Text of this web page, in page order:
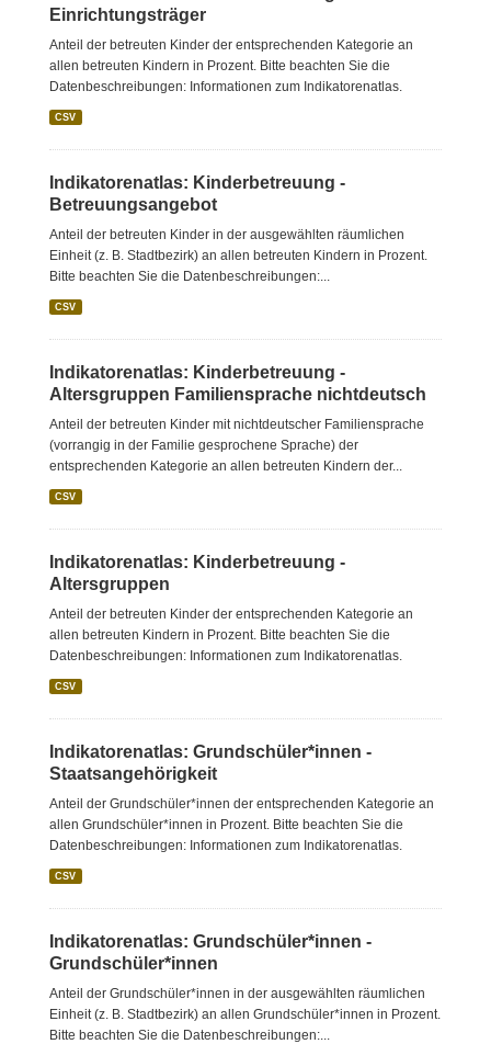
Einrichtungsträger
Anteil der betreuten Kinder der entsprechenden Kategorie an
allen betreuten Kindern in Prozent. Bitte beachten Sie die
Datenbeschreibungen: Informationen zum Indikatorenatlas.
CSV
Indikatorenatlas: Kinderbetreuung -
Betreuungsangebot
Anteil der betreuten Kinder in der ausgewählten räumlichen
Einheit (z. B. Stadtbezirk) an allen betreuten Kindern in Prozent.
Bitte beachten Sie die Datenbeschreibungen:...
CSV
Indikatorenatlas: Kinderbetreuung -
Altersgruppen Familiensprache nichtdeutsch
Anteil der betreuten Kinder mit nichtdeutscher Familiensprache
(vorrangig in der Familie gesprochene Sprache) der
entsprechenden Kategorie an allen betreuten Kindern der...
CSV
Indikatorenatlas: Kinderbetreuung -
Altersgruppen
Anteil der betreuten Kinder der entsprechenden Kategorie an
allen betreuten Kindern in Prozent. Bitte beachten Sie die
Datenbeschreibungen: Informationen zum Indikatorenatlas.
CSV
Indikatorenatlas: Grundschüler*innen -
Staatsangehörigkeit
Anteil der Grundschüler*innen der entsprechenden Kategorie an
allen Grundschüler*innen in Prozent. Bitte beachten Sie die
Datenbeschreibungen: Informationen zum Indikatorenatlas.
CSV
Indikatorenatlas: Grundschüler*innen -
Grundschüler*innen
Anteil der Grundschüler*innen in der ausgewählten räumlichen
Einheit (z. B. Stadtbezirk) an allen Grundschüler*innen in Prozent.
Bitte beachten Sie die Datenbeschreibungen:...